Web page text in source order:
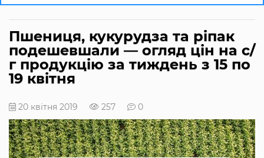
Пшениця, кукурудза та ріпак
подешевшали — огляд цін на с/
г продукцію за тиждень з 15 по
19 квітня
20 квітня 2019 257 0